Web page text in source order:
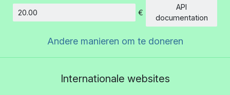
Hoeveelheid
€
API
documentation
Andere manieren om te doneren
Internationale websites